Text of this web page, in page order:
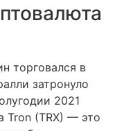
торговался в
затронуло
2021
Tron (TRX) — это